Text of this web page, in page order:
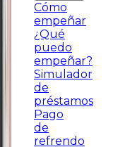
Cómo
empeñar
¿Qué
puedo
empeñar?
Simulador
de
préstamos
Pago
de
refrendo